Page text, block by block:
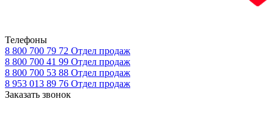
Телефоны
8 800 700 79 72 Отдел продаж
8 800 700 41 99 Отдел продаж
8 800 700 53 88 Отдел продаж
8 953 013 89 76 Отдел продаж
Заказать звонок